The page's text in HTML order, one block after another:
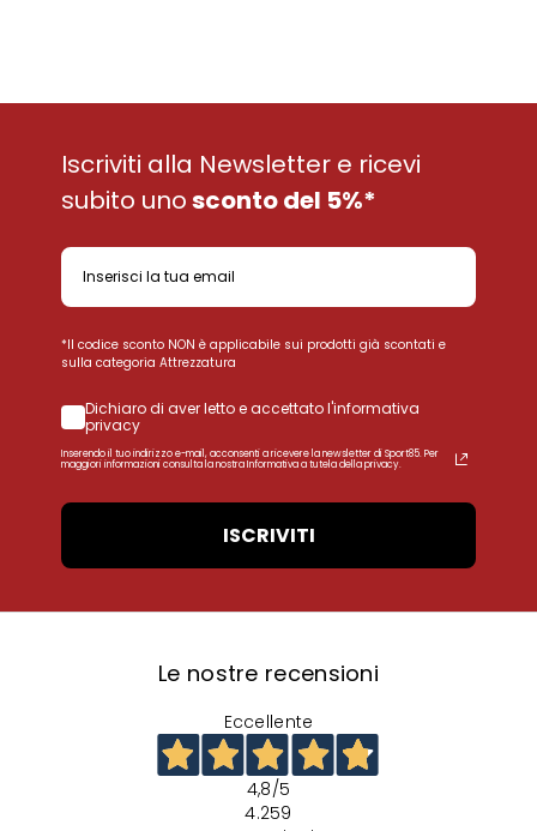
Iscriviti alla Newsletter e ricevi
subito unosconto del 5%*
*Il codice sconto NON è applicabile sui prodotti già scontati e
sulla categoria Attrezzatura
Dichiaro di aver letto e accettato l'informativa
privacy
Inserendo il tuo indirizzo e-mail, acconsenti a ricevere la newsletter di Sport85. Per
maggiori informazioni consulta la nostra Informativa a tutela della privacy.
ISCRIVITI
Le nostre recensioni
Eccellente
4,8/5
4.259